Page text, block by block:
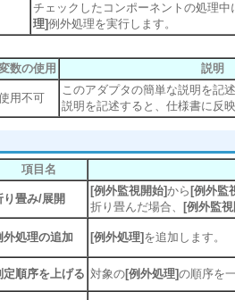
チェックしたコンポーネントの処理
理]例外処理を実行します。
数の使用 説明
用不可
このアダプタの簡単な説明を記
説明を記述すると、仕様書に反
項目名
り畳み/展開
[例外監視開始]から [例外監
折り畳んだ場合、
[例外監
外処理の追加 [例外処理] を追加します。
定順序を上げる 対象の[例外処理]の順序を